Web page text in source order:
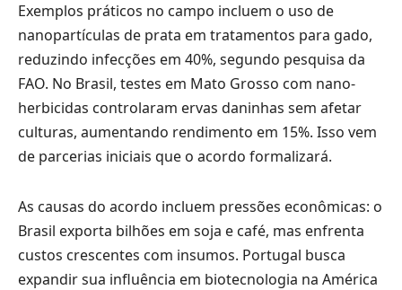
Exemplos práticos no campo incluem o uso de
nanopartículas de prata em tratamentos para gado,
reduzindo infecções em 40%, segundo pesquisa da
FAO. No Brasil, testes em Mato Grosso com nano-
herbicidas controlaram ervas daninhas sem afetar
culturas, aumentando rendimento em 15%. Isso vem
de parcerias iniciais que o acordo formalizará.
As causas do acordo incluem pressões econômicas: o
Brasil exporta bilhões em soja e café, mas enfrenta
custos crescentes com insumos. Portugal busca
expandir sua influência em biotecnologia na América